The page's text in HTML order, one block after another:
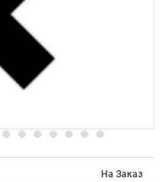
На Заказ